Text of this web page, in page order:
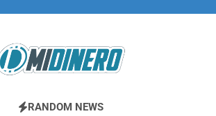
Midinero.co
Fintech, Criptomonedas
RANDOM NEWS